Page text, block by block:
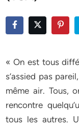
« On est tous
s’assied pas
même air. Tous,
rencontre
tous les autres.